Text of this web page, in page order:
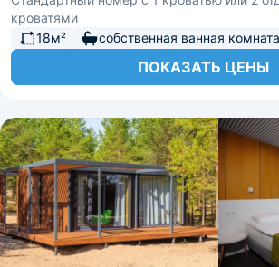
кроватями
18м²
собственная ванная комната
ПОКАЗАТЬ ЦЕНЫ